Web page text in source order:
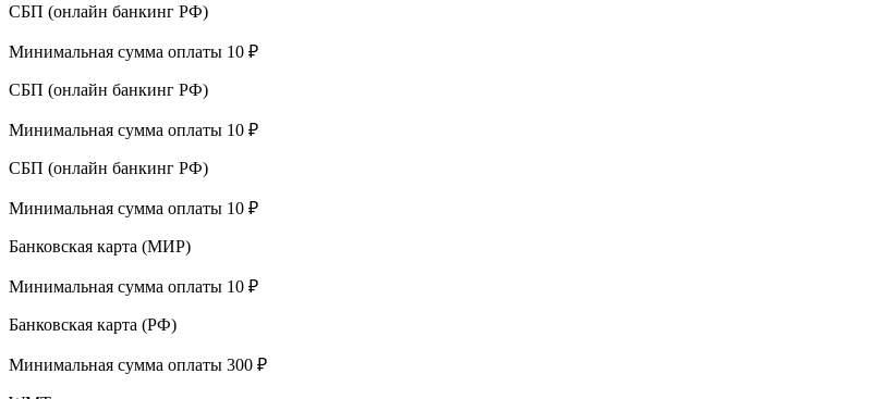
СБП (онлайн банкинг РФ)
Минимальная сумма оплаты 10 ₽
СБП (онлайн банкинг РФ)
Минимальная сумма оплаты 10 ₽
СБП (онлайн банкинг РФ)
Минимальная сумма оплаты 10 ₽
Банковская карта (МИР)
Минимальная сумма оплаты 10 ₽
Банковская карта (РФ)
Минимальная сумма оплаты 300 ₽